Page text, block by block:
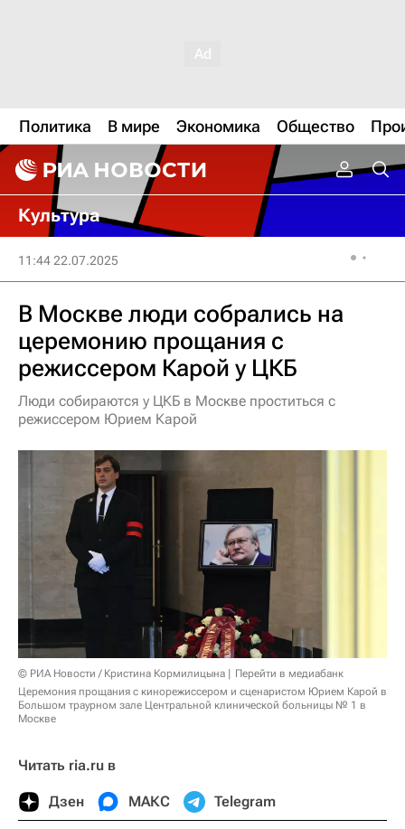
Политика В мире Экономика Общество
Культура
11:44 22.07.2025
В Москве люди собрались на
церемонию прощания с
режиссером Карой у ЦКБ
Люди собираются у ЦКБ в Москве проститься с
режиссером Юрием Карой
© РИА Новости / Кристина Кормилицына
Перейти в медиабанк
Церемония прощания с кинорежиссером и сценаристом Юрием Карой в
Большом траурном зале Центральной клинической больницы № 1 в
Москве
Читать ria.ru в
Дзен МАКС Telegram